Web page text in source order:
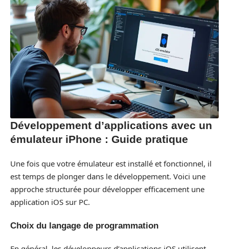
Développement d’applications avec un
émulateur iPhone : Guide pratique
Une fois que votre émulateur est installé et fonctionnel, il
est temps de plonger dans le développement. Voici une
approche structurée pour développer efficacement une
application iOS sur PC.
Choix du langage de programmation